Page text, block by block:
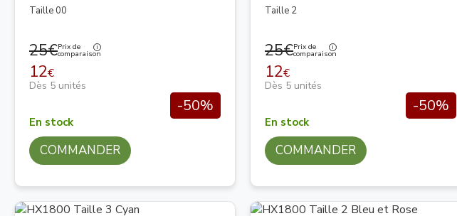
Taille 00
25€Prix de
comparaison
12€
Dès 5 unités
-50%
En stock
COMMANDER
Taille 2
25€Prix de
comparaison
12€
Dès 5 unités
-50%
En stock
COMMANDER